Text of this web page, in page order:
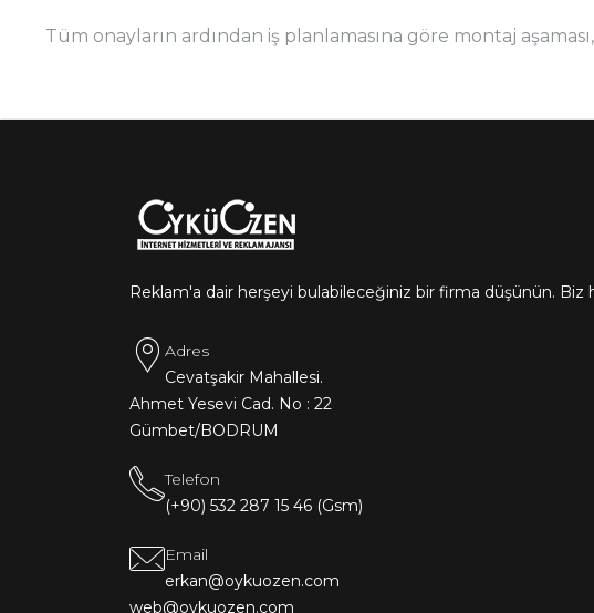
Tüm onayların ardından iş planlamasına göre montaj
Reklam'a dair herşeyi bulabileceğiniz bir firma düşünün. Biz
Adres
Cevatşakir Mahallesi.
Ahmet Yesevi Cad. No : 22
Gümbet/BODRUM
Telefon
(+90) 532 287 15 46 (Gsm)
Email
erkan@oykuozen.com
web@oykuozen.com